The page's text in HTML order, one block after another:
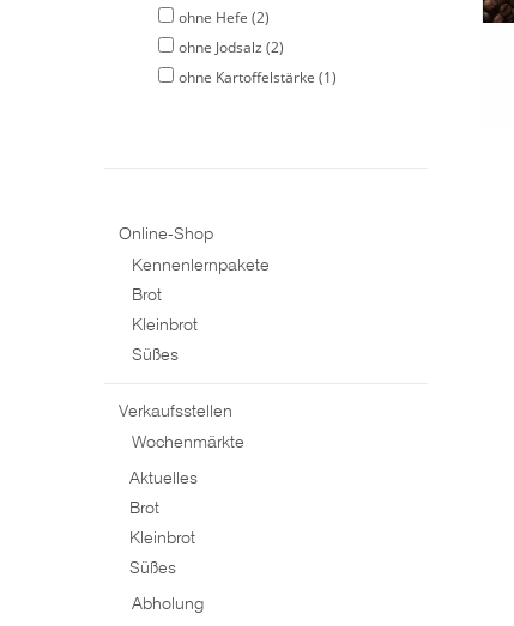
ohne Hefe (2)
ohne Jodsalz (2)
ohne Kartoffelstärke (1)
Online-Shop
Kennenlernpakete
Brot
Kleinbrot
Süßes
Verkaufsstellen
Wochenmärkte
Aktuelles
Brot
Kleinbrot
Süßes
Abholung